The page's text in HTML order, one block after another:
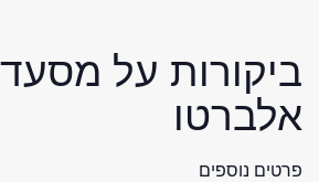
ביקורות על
אלברטו
פרטים נוספים